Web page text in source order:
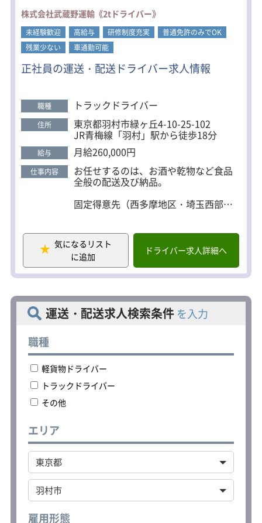
＜車両の持ち込み歓迎＞
車体カラーがシルバーまたはホワイト
の軽自動車（軽バン）を持ち込み可能
です。
その他、年式・装備・車両の状態・メ
ンテナンス・保険について条件があり
ます。
に担当者までお問合せください。
株式会社武蔵野運輸《2tドライバー》
未経験歓迎 高給与 研修制度充実
普通免許のみでOK
残業少ない
車通勤可能
正社員の運送・配送ドライバー求人情報
職種 トラックドライバー
住所 東京都羽村市緑ヶ丘4-10-25-102
JR青梅線「羽村」駅から徒歩18分
給与 月給260,000円
仕事内容 お任せするのは、お酒や乾物など食品
全般の配送及び納品。
固定得意先（西多摩地区・埼玉西部）
また、実際に担当していただくエリア
やお得意先は、あなたの性格や経験な
どを十分に考慮して決定します。
【経験者・未経験者問わず活躍できま
す！】
現在働いているスタッフの78.6％がド
ライバー未経験からスタートしていま
方などまずは基礎からじっくり教える
ので、未経験者・ブランクがある方も
心配ありません。
そのため「将来的に管理職を目指した
い」「幹部になりたい」「4ｔトラック
に乗りたい」等、あなたの理想を叶え
るための挑戦ができる環境です。
少しでもご興味を持たれた方は、ぜひ
気になるリスト
に追加
ドライバー求人詳細へ
運送・配送求人検索条件 を入力
職種
軽貨物ドライバー
トラックドライバー
その他
エリア
雇用形態